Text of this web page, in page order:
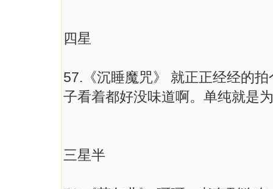
四星
57.《沉睡魔咒》 就正正经经的
子看着都好没味道啊。单纯就是
三星半